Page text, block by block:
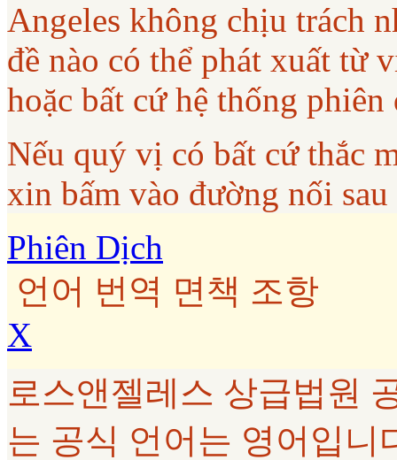
Angeles không chịu trách
đề nào có thể phát xuất từ
hoặc bất cứ hệ thống
Nếu quý vị có bất cứ thắc
xin bấm vào đường nối
Phiên Dịch
언어 번역 면책 조항
X
로스앤젤레스 상급법원
는 공식 언어는 영어입니